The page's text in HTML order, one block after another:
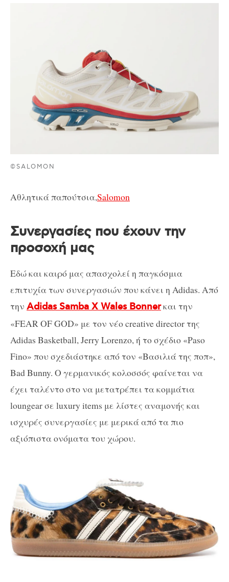
©SALOMON
Αθλητικά παπούτσια,Salomon
Συνεργασίες που έχουν την
προσοχή μας
Εδώ και καιρό μας απασχολεί η παγκόσμια
επιτυχία των συνεργασιών που κάνει η Adidas. Από
την Adidas Samba X Wales Bonnerκαι την
«FEAR OF GOD» με τον νέο creative director της
Adidas Basketball, Jerry Lorenzo, ή το σχέδιο «Paso
Fino» που σχεδιάστηκε από τον «Βασιλιά της ποπ»,
Bad Bunny. Ο γερμανικός κολοσσός φαίνεται να
έχει ταλέντο στο να μετατρέπει τα κομμάτια
loungear σε luxury items με λίστες αναμονής και
ισχυρές συνεργασίες με μερικά από τα πιο
αξιόπιστα ονόματα του χώρου.